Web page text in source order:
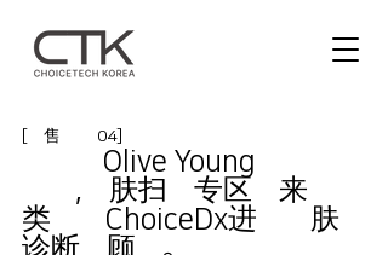
[零售故事 04]
在西面Olive Young釜山田浦
站店,皮肤扫描专区迎来了各
类使用ChoiceDx进行肌肤